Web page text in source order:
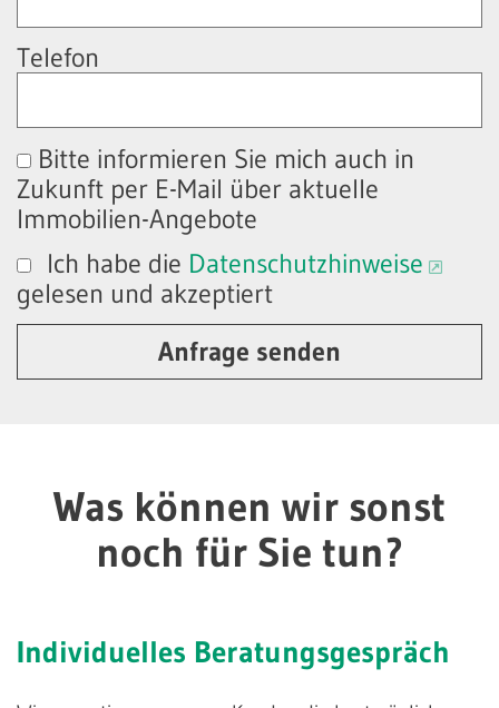
Telefon
Bitte informieren Sie mich auch in
Zukunft per E-Mail über aktuelle
Immobilien-Angebote
Ich habe die Datenschutzhinweise
gelesen und akzeptiert
Anfrage senden
Was können wir sonst
noch für Sie tun?
Individuelles Beratungsgespräch